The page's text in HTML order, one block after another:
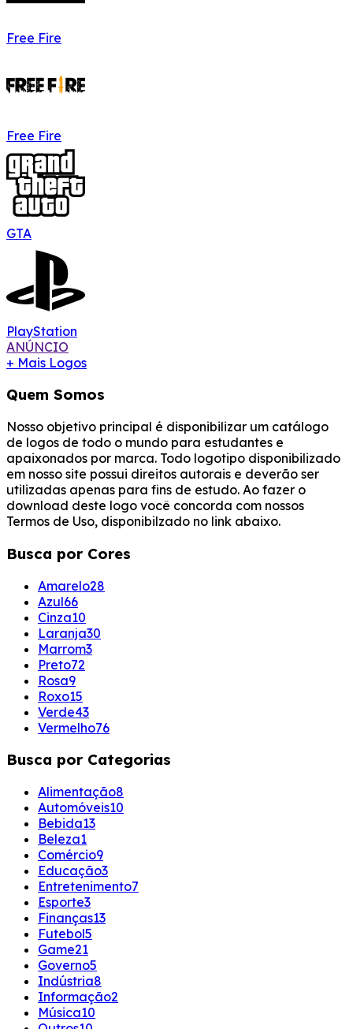
Free Fire
Free Fire
GTA
PlayStation
ANÚNCIO
+ Mais Logos
Quem Somos
Nosso objetivo principal é disponibilizar um catálogo
de logos de todo o mundo para estudantes e
apaixonados por marca. Todo logotipo disponibilizado
em nosso site possui direitos autorais e deverão ser
utilizadas apenas para fins de estudo. Ao fazer o
download deste logo você concorda com nossos
Termos de Uso, disponibilzado no link abaixo.
Busca por Cores
Amarelo28
Azul66
Cinza10
Laranja30
Marrom3
Preto72
Rosa9
Roxo15
Verde43
Vermelho76
Busca por Categorias
Alimentação8
Automóveis10
Bebida13
Beleza1
Comércio9
Educação3
Entretenimento7
Esporte3
Finanças13
Futebol5
Game21
Governo5
Indústria8
Informação2
Música10